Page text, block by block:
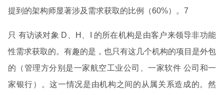
提到的架构师显著涉及需求获取的比例（60%）。7
只 有访谈对象 D、H、I 的所在机构是由客户来领导非功能
性需求获取的。有趣的是，也只有这几个机构的项目是外包
的（管理方分别是一家航空工业公司、一家软件 公司和一
家银行）。这一情况是由机构之间的从属关系造成的。然